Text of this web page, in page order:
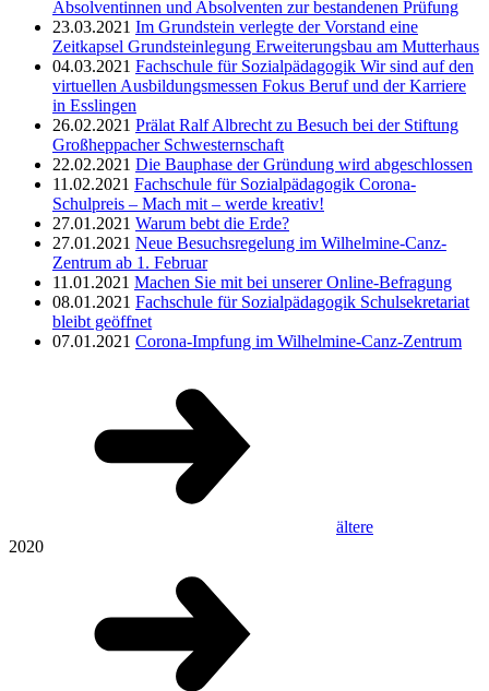
Absolventinnen und Absolventen zur bestandenen Prüfung
23.03.2021 Im Grundstein verlegte der Vorstand eine
Zeitkapsel Grundsteinlegung Erweiterungsbau am Mutterhaus
04.03.2021 Fachschule für Sozialpädagogik Wir sind auf den
virtuellen Ausbildungsmessen Fokus Beruf und der Karriere
in Esslingen
26.02.2021 Prälat Ralf Albrecht zu Besuch bei der Stiftung
Großheppacher Schwesternschaft
22.02.2021 Die Bauphase der Gründung wird abgeschlossen
11.02.2021 Fachschule für Sozialpädagogik Corona-
Schulpreis – Mach mit – werde kreativ!
27.01.2021 Warum bebt die Erde?
27.01.2021 Neue Besuchsregelung im Wilhelmine-Canz-
Zentrum ab 1. Februar
11.01.2021 Machen Sie mit bei unserer Online-Befragung
08.01.2021 Fachschule für Sozialpädagogik Schulsekretariat
bleibt geöffnet
07.01.2021 Corona-Impfung im Wilhelmine-Canz-Zentrum
ältere
2020